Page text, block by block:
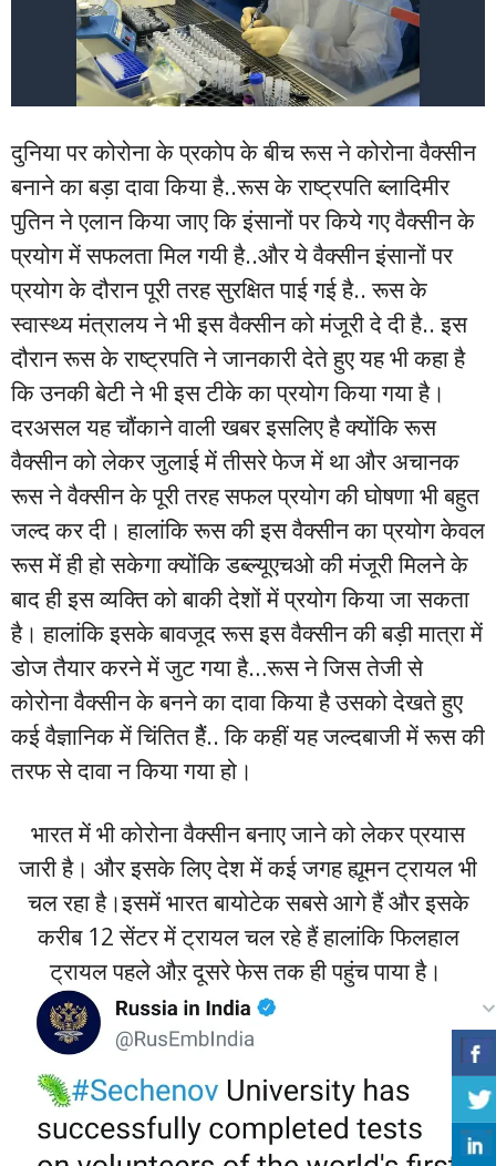
दुनिया पर कोरोना के प्रकोप के बीच रूस ने कोरोना वैक्सीन
बनाने का बड़ा दावा किया है..रूस के राष्ट्रपति ब्लादिमीर
पुतिन ने एलान किया जाए कि इंसानों पर किये गए वैक्सीन के
प्रयोग में सफलता मिल गयी है..और ये वैक्सीन इंसानों पर
प्रयोग के दौरान पूरी तरह सुरक्षित पाई गई है.. रूस के
स्वास्थ्य मंत्रालय ने भी इस वैक्सीन को मंजूरी दे दी है.. इस
दौरान रूस के राष्ट्रपति ने जानकारी देते हुए यह भी कहा है
कि उनकी बेटी ने भी इस टीके का प्रयोग किया गया है।
दरअसल यह चौंकाने वाली खबर इसलिए है क्योंकि रूस
वैक्सीन को लेकर जुलाई में तीसरे फेज में था और अचानक
रूस ने वैक्सीन के पूरी तरह सफल प्रयोग की घोषणा भी बहुत
जल्द कर दी। हालांकि रूस की इस वैक्सीन का प्रयोग केवल
रूस में ही हो सकेगा क्योंकि डब्ल्यूएचओ की मंजूरी मिलने के
बाद ही इस व्यक्ति को बाकी देशों में प्रयोग किया जा सकता
है। हालांकि इसके बावजूद रूस इस वैक्सीन की बड़ी मात्रा में
डोज तैयार करने में जुट गया है…रूस ने जिस तेजी से
कोरोना वैक्सीन के बनने का दावा किया है उसको देखते हुए
कई वैज्ञानिक में चिंतित हैैं.. कि कहीं यह जल्दबाजी में रूस की
तरफ से दावा न किया गया हो।
भारत में भी कोरोना वैक्सीन बनाए जाने को लेकर प्रयास
जारी है। और इसके लिए देश में कई जगह ह्यूमन ट्रायल भी
चल रहा है।इसमें भारत बायोटेक सबसे आगे हैं और इसके
करीब 12 सेंटर में ट्रायल चल रहे हैं हालांकि फिलहाल
ट्रायल पहले औऱ दूसरे फेस तक ही पहुंच पाया है।